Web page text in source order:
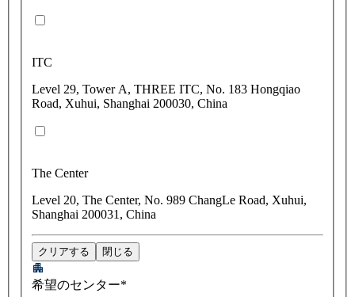
ITC
Level 29, Tower A, THREE ITC, No. 183 Hongqiao
Road, Xuhui, Shanghai 200030, China
The Center
Level 20, The Center, No. 989 ChangLe Road, Xuhui,
Shanghai 200031, China
クリアする 閉じる
希望のセンター*